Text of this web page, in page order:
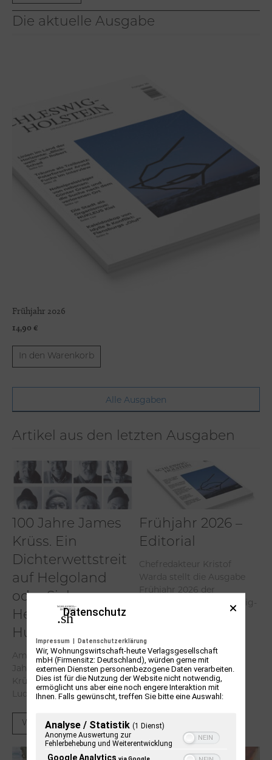
Artikel aus den letzten Ausgaben
100 Jahre James
Krüss. Ein
Dichterwettstreit
auf Helgoland
oder Sieben
Helgas auf der
Hummerklippe
Am 31. Mai 2026 wäre er 100
Jahre alt geworden. James
Krüss. Sohn des Elektrikers
Ludwig Krüss und der...
Weiterlesen
Frühjahr 2026 –
Editorial
Chefredakteur Kristof
Warda stellt die Ausgabe
Frühjahr 2026 der
Kulturzeitschrift Schleswig-
Die aktuelle Ausgabe
Frühjahr 2026
14,90 €
In den Warenkorb
Alle Ausgaben
Datenschutz
Impressum | Datenschutzerklärung
Wir, Wohnungswirtschaft-heute Verlagsgesellschaft
mbH (Firmensitz: Deutschland), würden gerne mit
externen Diensten personenbezogene Daten verarbeiten.
Dies ist für die Nutzung der Website nicht notwendig,
ermöglicht uns aber eine noch engere Interaktion mit
Ihnen. Falls gewünscht, treffen Sie bitte eine Auswahl:
Analyse / Statistik (1 Dienst)
Anonyme Auswertung zur
Fehlerbehebung und Weiterentwicklung
Google Analytics via Google